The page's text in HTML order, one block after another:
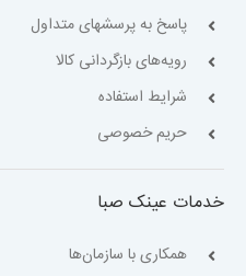
پاسخ به پرسشهای متداول
رویه‌های بازگردانی کالا
شرایط استفاده
حریم خصوصی
خدمات عینک صبا
همکاری با سازمان‌ها